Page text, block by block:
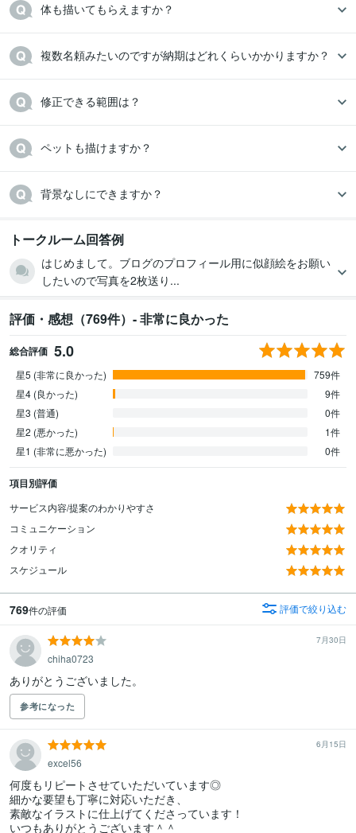
体も描いてもらえますか？
複数名頼みたいのですが納期はどれくらいかかりますか？
修正できる範囲は？
ペットも描けますか？
背景なしにできますか？
トークルーム回答例
はじめまして。ブログのプロフィール用に似顔絵をお願い
したいので写真を2枚送り...
評価・感想（769件）- 非常に良かった
総合評価 5.0
星5 (非常に良かった)
759件
星4 (良かった)
9件
星3 (普通)
0件
星2 (悪かった)
1件
星1 (非常に悪かった)
0件
項目別評価
サービス内容/提案のわかりやすさ
コミュニケーション
クオリティ
スケジュール
769件の評価 評価で絞り込む
7月30日
chiha0723
ありがとうございました。
参考になった
6月15日
excel56
何度もリピートさせていただいています◎
細かな要望も丁寧に対応いただき、
素敵なイラストに仕上げてくださっています！
いつもありがとうございます＾＾